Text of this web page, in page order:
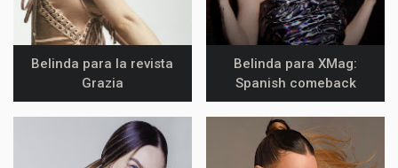
Belinda para la revista
Grazia
Belinda para XMag:
Spanish comeback